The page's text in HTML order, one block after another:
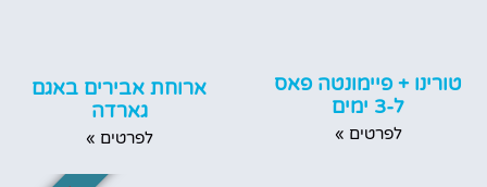
טורינו + פיימונטה פאס
ל-3 ימים
לפרטים »
ארוחת אבירים באגם
גארדה
לפרטים »